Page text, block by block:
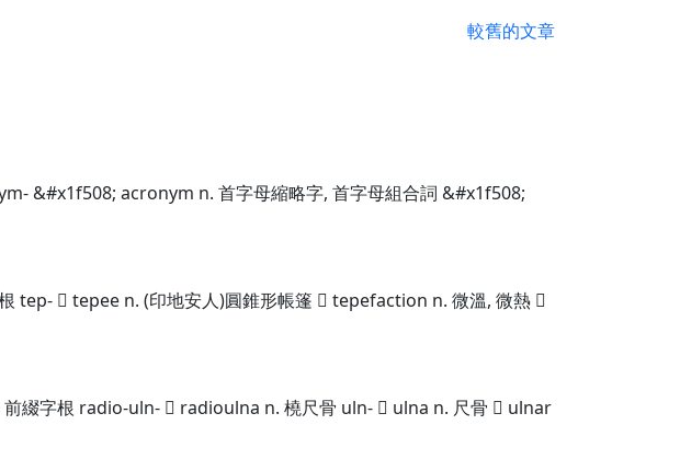
較舊的文章
&#x1f508; acronym n. 首字母縮略字, 首字母組合詞 &#x1f508;
tep-  tepee n. (印地安人)圓錐形帳篷  tepefaction n. 微溫, 微熱 
綴字根 radio-uln-  radioulna n. 橈尺骨 uln-  ulna n. 尺骨  ulnar